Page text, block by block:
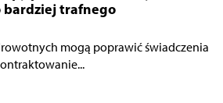
bardziej trafnego
mogą poprawić świadczenia